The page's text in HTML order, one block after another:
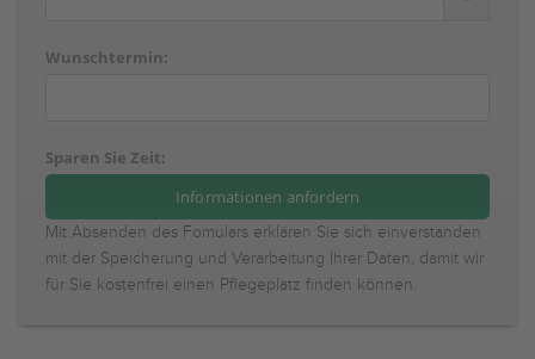
Wunschtermin:
Sparen Sie Zeit:
Mit Absenden des Fomulars erklären Sie sich einverstanden
mit der Speicherung und Verarbeitung Ihrer Daten, damit wir
für Sie kostenfrei einen Pflegeplatz finden können.